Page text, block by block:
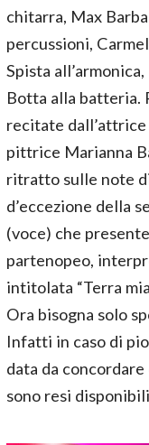
chitarra, Max
percussioni,
Spista
Botta alla batteria.
recitate
pittrice Marianna
ritratto sulle note
d’eccezione della
(voce) che
partenopeo,
intitolata “Terra
Ora bisogna solo
Infatti in caso di
data da
sono resi